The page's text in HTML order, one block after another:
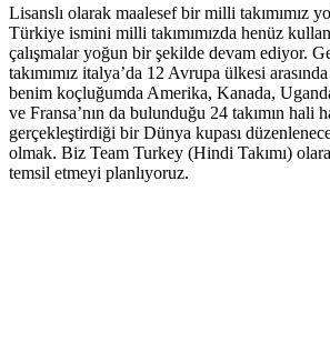
Lisanslı olarak maalesef bir milli takımımız
Türkiye ismini milli takımımızda henüz
çalışmalar yoğun bir şekilde devam ediyor.
takımımız italya’da 12 Avrupa ülkesi
benim koçluğumda Amerika, Kanada,
ve Fransa’nın da bulunduğu 24 takımın hali
gerçekleştirdiği bir Dünya kupası
olmak. Biz Team Turkey (Hindi Takımı)
temsil etmeyi planlıyoruz.